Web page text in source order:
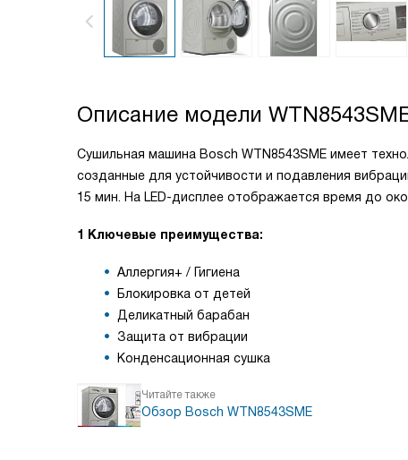
Описание модели
Сушильная машина Bosch WTN8543SME имеет
созданные для устойчивости и подавления
15 мин. На LED-дисплее отображается время до
1 Ключевые преимущества:
Аллергия+ / Гигиена
Блокировка от детей
Деликатный барабан
Защита от вибрации
Конденсационная сушка
Читайте также
Обзор Bosch WTN8543SME